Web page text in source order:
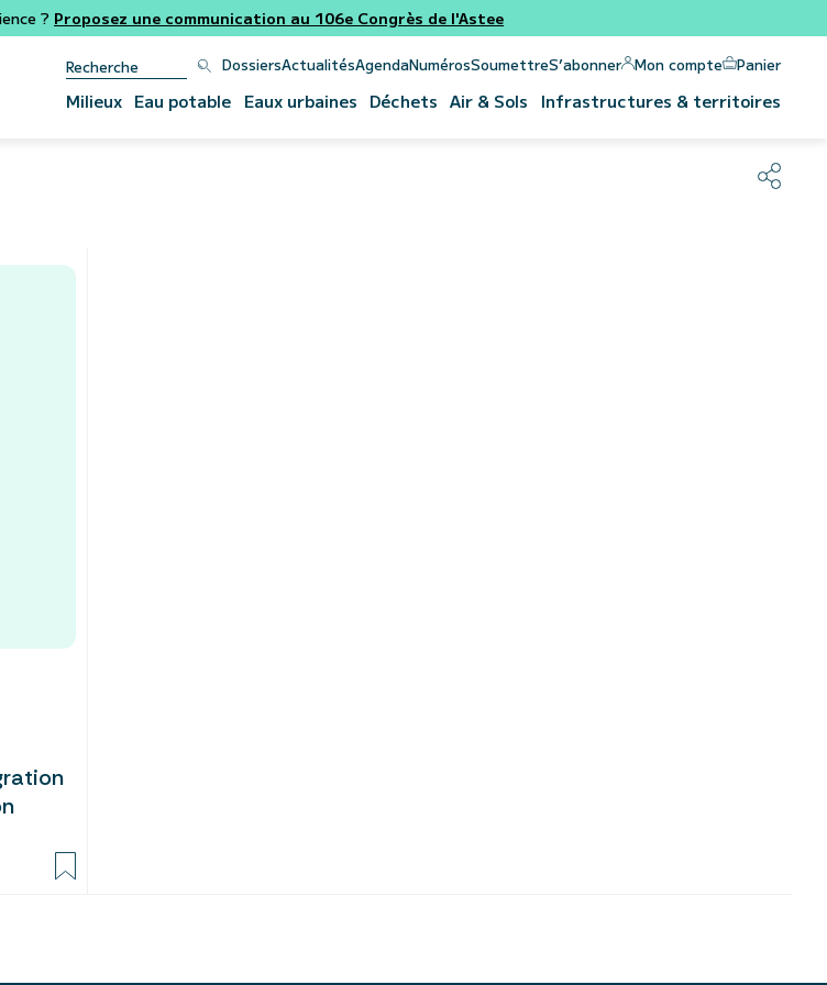
? Proposez une communication au 106e Congrès de l'Astee
DossiersActualitésAgendaNumérosSoumettreS’abonner Mon compte Panier
Milieux Eau potable Eaux urbaines Déchets Air & Sols Infrastructures & territoires